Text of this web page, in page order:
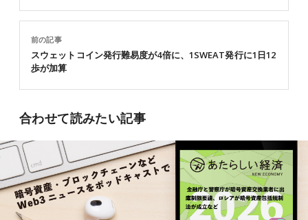
前の記事
スウェットコイン発行難易度が4倍に、1SWEAT発行に1日12
歩が加算
合わせて読みたい記事